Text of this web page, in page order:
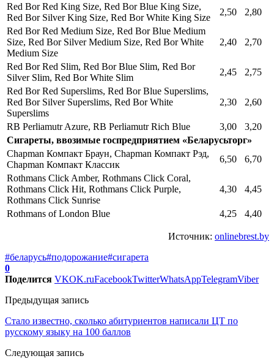
Red Bor Red King Size, Red Bor Blue King Size,
Red Bor Silver King Size, Red Bor White King Size
2,50
2,80
Red Bor Red Medium Size, Red Bor Blue Medium
Size, Red Bor Silver Medium Size, Red Bor White
Medium Size
2,40 2,70
Red Bor Red Slim, Red Bor Blue Slim, Red Bor
Silver Slim, Red Bor White Slim
2,45
2,75
Red Bor Red Superslims, Red Bor Blue Superslims,
Red Bor Silver Superslims, Red Bor White
Superslims
2,30 2,60
RB Perliamutr Azure, RB Perliamutr Rich Blue 3,00
3,20
Сигареты, ввозимые госпредприятием «Беларусьторг»
Chapman Компакт Браун, Chapman Компакт Рэд,
Chapman Компакт Классик
6,50
6,70
Rothmans Click Amber, Rothmans Click Coral,
Rothmans Click Hit, Rothmans Click Purple,
Rothmans Click Sunrise
4,30 4,45
Rothmans of London Blue 4,25 4,40
Источник: onlinebrest.by
#беларусь#подорожание#сигарета
0
Поделится VKOK.ruFacebookTwitterWhatsAppTelegramViber
Предыдущая запись
Стало известно, сколько абитуриентов написали ЦТ по
русскому языку на 100 баллов
Следующая запись